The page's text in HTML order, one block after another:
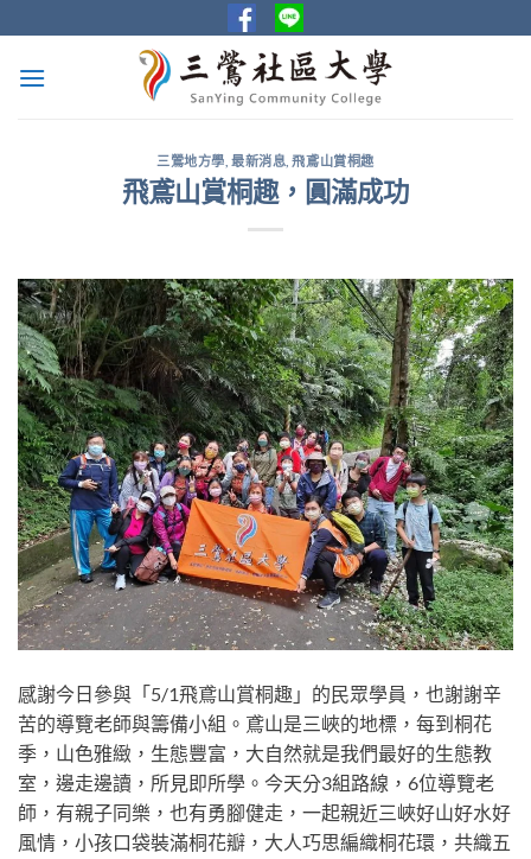
to
content
三鶯地方學 ,最新消息 ,飛鳶山賞桐趣
飛鳶山賞桐趣，圓滿成功
感謝今日參與「5/1飛鳶山賞桐趣」的民眾學員，也謝謝辛
苦的導覽老師與籌備小組。鳶山是三峽的地標，每到桐花
季，山色雅緻，生態豐富，大自然就是我們最好的生態教
室，邊走邊讀，所見即所學。今天分3組路線，6位導覽老
師，有親子同樂，也有勇腳健走，一起親近三峽好山好水好
風情，小孩口袋裝滿桐花瓣，大人巧思編織桐花環，共織五